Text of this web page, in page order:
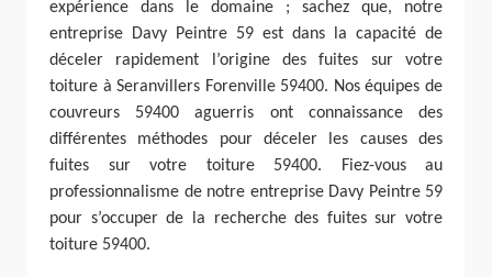
expérience dans le domaine ; sachez que, notre
entreprise Davy Peintre 59 est dans la capacité de
déceler rapidement l’origine des fuites sur votre
toiture à Seranvillers Forenville 59400. Nos équipes de
couvreurs 59400 aguerris ont connaissance des
différentes méthodes pour déceler les causes des
fuites sur votre toiture 59400. Fiez-vous au
professionnalisme de notre entreprise Davy Peintre 59
pour s’occuper de la recherche des fuites sur votre
toiture 59400.